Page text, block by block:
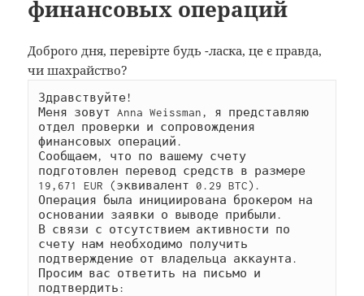
финансовых операций
Доброго дня, перевірте будь -ласка, це є правда,
чи шахрайство?
Здравствуйте!
Меня зовут Anna Weissman, я представляю
отдел проверки и сопровождения
финансовых операций.
Сообщаем, что по вашему счету
подготовлен перевод средств в размере
19,671 EUR (эквивалент 0.29 BTC).
Операция была инициирована брокером на
основании заявки о выводе прибыли.
В связи с отсутствием активности по
счету нам необходимо получить
подтверждение от владельца аккаунта.
Просим вас ответить на письмо и
подтвердить: